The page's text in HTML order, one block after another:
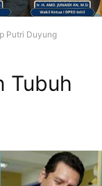
Putri Duyung
Tubuh